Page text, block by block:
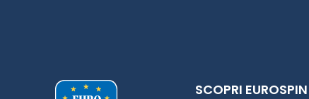
SCOPRI EUROSPIN